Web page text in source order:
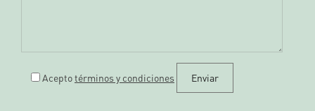
Aceptotérminos y condiciones